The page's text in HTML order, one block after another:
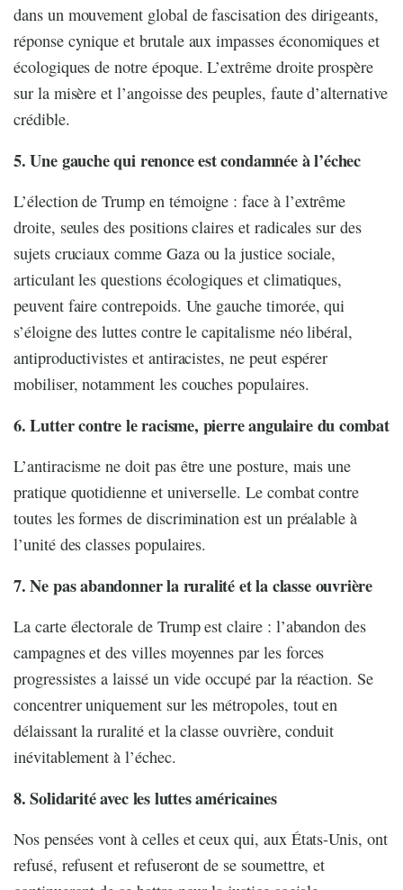
dans un mouvement global de fascisation des dirigeants,
réponse cynique et brutale aux impasses économiques et
écologiques de notre époque. L’extrême droite prospère
sur la misère et l’angoisse des peuples, faute d’alternative
crédible.
5. Une gauche qui renonce est condamnée à l’échec
L’élection de Trump en témoigne : face à l’extrême
droite, seules des positions claires et radicales sur des
sujets cruciaux comme Gaza ou la justice sociale,
articulant les questions écologiques et climatiques,
peuvent faire contrepoids. Une gauche timorée, qui
s’éloigne des luttes contre le capitalisme néo libéral,
antiproductivistes et antiracistes, ne peut espérer
mobiliser, notamment les couches populaires.
6. Lutter contre le racisme, pierre angulaire du combat
L’antiracisme ne doit pas être une posture, mais une
pratique quotidienne et universelle. Le combat contre
toutes les formes de discrimination est un préalable à
l’unité des classes populaires.
7. Ne pas abandonner la ruralité et la classe ouvrière
La carte électorale de Trump est claire : l’abandon des
campagnes et des villes moyennes par les forces
progressistes a laissé un vide occupé par la réaction. Se
concentrer uniquement sur les métropoles, tout en
délaissant la ruralité et la classe ouvrière, conduit
inévitablement à l’échec.
8. Solidarité avec les luttes américaines
Nos pensées vont à celles et ceux qui, aux États-Unis, ont
refusé, refusent et refuseront de se soumettre, et